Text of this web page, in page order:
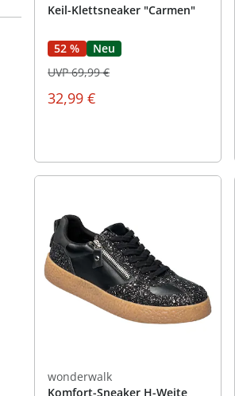
Keil-Klettsneaker "Carmen"
52 % Neu
32,99 €
UVP 69,99 €
wonderwalk
Komfort-Sneaker H-Weite